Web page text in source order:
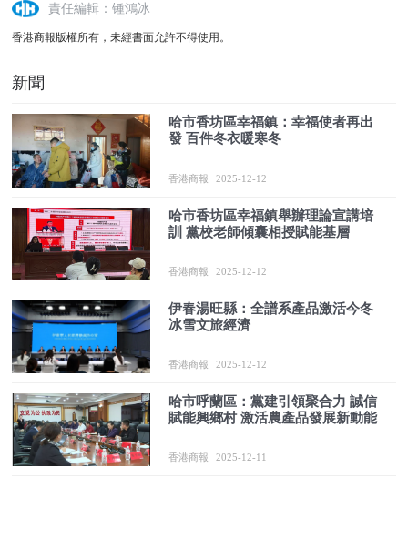
責任編輯：锺鴻冰
香港商報版權所有，未經書面允許不得使用。
新聞
哈市香坊區幸福鎮：幸福使者再出
發 百件冬衣暖寒冬
香港商報 2025-12-12
哈市香坊區幸福鎮舉辦理論宣講培
訓 黨校老師傾囊相授賦能基層
香港商報 2025-12-12
伊春湯旺縣：全譜系產品激活今冬
冰雪文旅經濟
香港商報 2025-12-12
哈市呼蘭區：黨建引領聚合力 誠信
賦能興鄉村 激活農產品發展新動能
香港商報 2025-12-11